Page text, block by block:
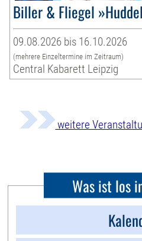
Biller & Fliegel
09.08.2026 bis 16.10.2026
(mehrere Einzeltermine im Zeitraum)
Central Kabarett Leipzig
weitere
Was ist los